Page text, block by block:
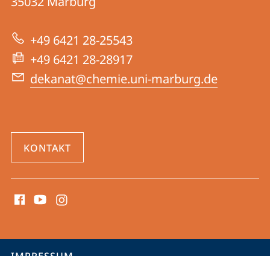
zur
Website
|
Chemie
+49 6421 28-25543
+49 6421 28-28917
dekanat@chemie.uni-marburg.de
KONTAKT
Media
Service-